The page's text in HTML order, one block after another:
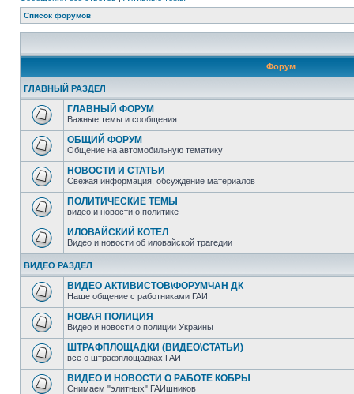
Список форумов
Форум
ГЛАВНЫЙ РАЗДЕЛ
ГЛАВНЫЙ ФОРУМ
Важные темы и сообщения
ОБЩИЙ ФОРУМ
Общение на автомобильную тематику
НОВОСТИ И СТАТЬИ
Свежая информация, обсуждение материалов
ПОЛИТИЧЕСКИЕ ТЕМЫ
видео и новости о политике
ИЛОВАЙСКИЙ КОТЕЛ
Видео и новости об иловайской трагедии
ВИДЕО РАЗДЕЛ
ВИДЕО АКТИВИСТОВ\ФОРУМЧАН ДК
Наше общение с работниками ГАИ
НОВАЯ ПОЛИЦИЯ
Видео и новости о полиции Украины
ШТРАФПЛОЩАДКИ (ВИДЕО\СТАТЬИ)
все о штрафплощадках ГАИ
ВИДЕО И НОВОСТИ О РАБОТЕ КОБРЫ
Снимаем "элитных" ГАИшников